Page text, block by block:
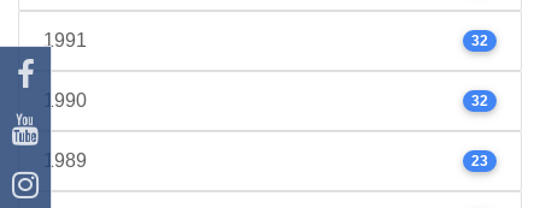
1991 32
1990 32
1989 23